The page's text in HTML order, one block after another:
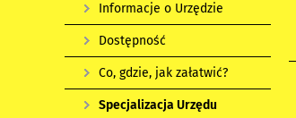
Informacje o Urzędzie
Dostępność
Co, gdzie, jak załatwić?
Specjalizacja Urzędu